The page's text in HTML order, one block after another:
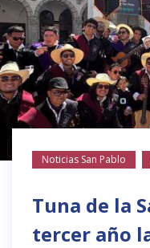
Noticias San Pablo
Tuna de la
tercer año